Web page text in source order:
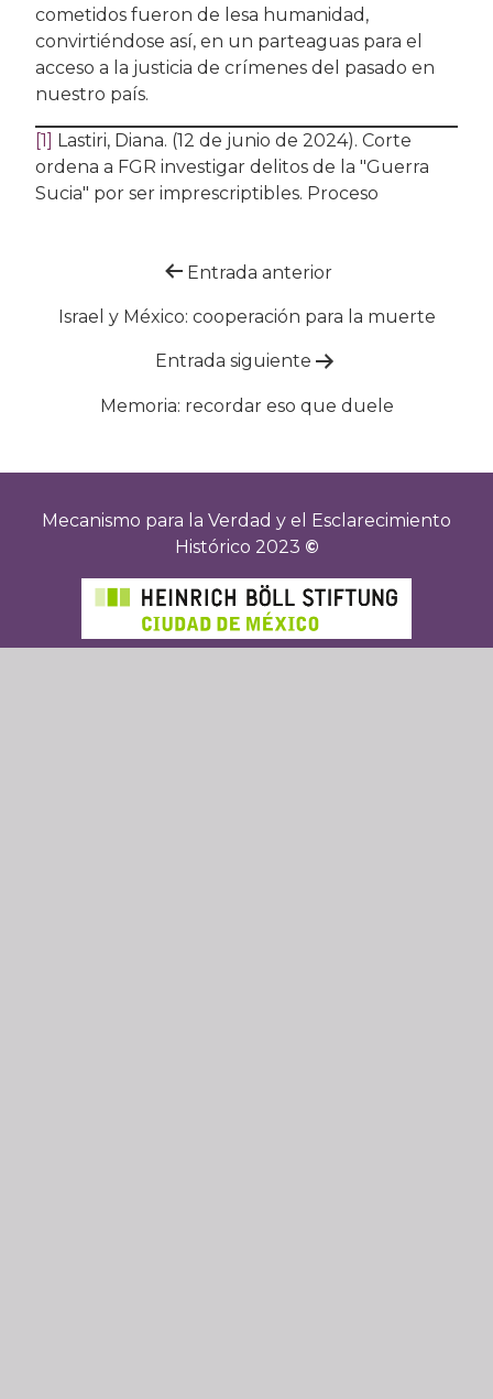
cometidos fueron de lesa humanidad,
convirtiéndose así, en un parteaguas para el
acceso a la justicia de crímenes del pasado en
nuestro país.
[1] Lastiri, Diana. (12 de junio de 2024). Corte
ordena a FGR investigar delitos de la "Guerra
Sucia" por ser imprescriptibles. Proceso
Navegación
de
Entrada anterior
Israel y México: cooperación para la muerte
Entrada siguiente
Memoria: recordar eso que duele
Mecanismo para la Verdad y el Esclarecimiento
Histórico 2023 ©